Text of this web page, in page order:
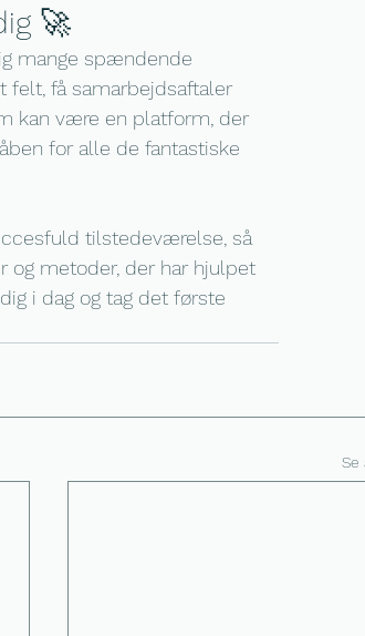
🚀
mange spændende
felt, få samarbejdsaftaler
kan være en platform, der
for alle de fantastiske
tilstedeværelse, så
og metoder, der har hjulpet
i dag og tag det første
Se